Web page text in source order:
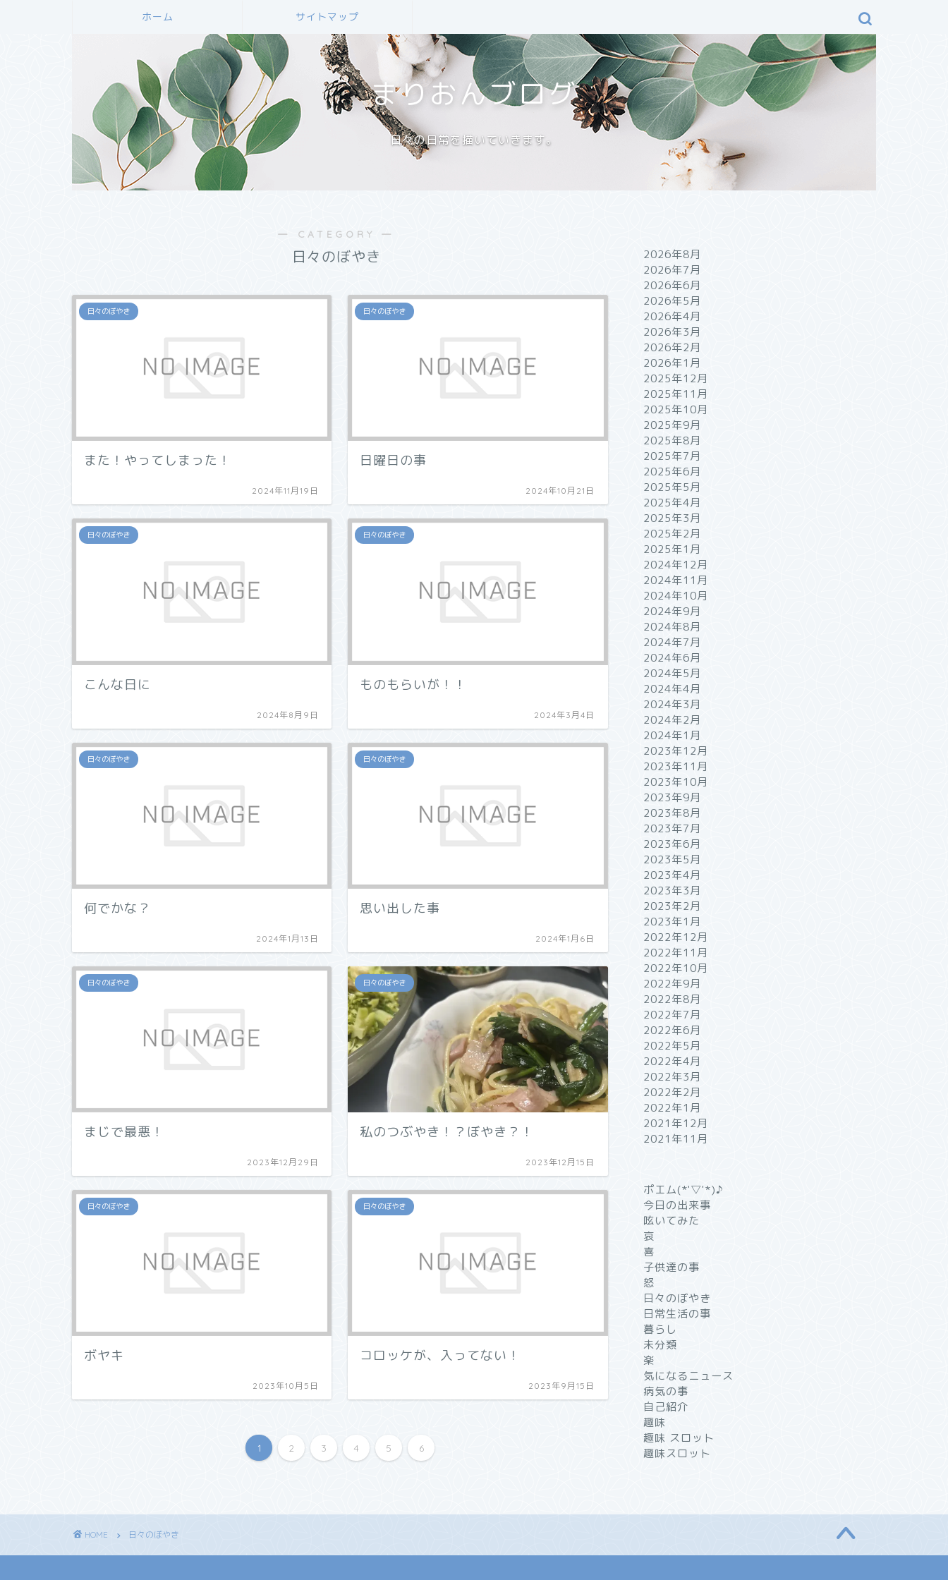
ホーム サイトマップ
まりおんブログ
日々の日常を描いていきます。
― CATEGORY ―
日々のぼやき
日々のぼやき
また！やってしまった！
2024年11月19日
日々のぼやき
日曜日の事
2024年10月21日
日々のぼやき
こんな日に
2024年8月9日
日々のぼやき
ものもらいが！！
2024年3月4日
日々のぼやき
何でかな？
2024年1月13日
日々のぼやき
思い出した事
2024年1月6日
日々のぼやき
まじで最悪！
2023年12月29日
日々のぼやき
私のつぶやき！？ぼやき？！
2023年12月15日
日々のぼやき
ボヤキ
2023年10月5日
日々のぼやき
コロッケが、入ってない！
2023年9月15日
1 2 3 4 5 6
2026年8月
2026年7月
2026年6月
2026年5月
2026年4月
2026年3月
2026年2月
2026年1月
2025年12月
2025年11月
2025年10月
2025年9月
2025年8月
2025年7月
2025年6月
2025年5月
2025年4月
2025年3月
2025年2月
2025年1月
2024年12月
2024年11月
2024年10月
2024年9月
2024年8月
2024年7月
2024年6月
2024年5月
2024年4月
2024年3月
2024年2月
2024年1月
2023年12月
2023年11月
2023年10月
2023年9月
2023年8月
2023年7月
2023年6月
2023年5月
2023年4月
2023年3月
2023年2月
2023年1月
2022年12月
2022年11月
2022年10月
2022年9月
2022年8月
2022年7月
2022年6月
2022年5月
2022年4月
2022年3月
2022年2月
2022年1月
2021年12月
2021年11月
ポエム(*'▽'*)♪
今日の出来事
呟いてみた
哀
喜
子供達の事
怒
日々のぼやき
日常生活の事
暮らし
未分類
楽
気になるニュース
病気の事
自己紹介
趣味
趣味 スロット
趣味スロット
HOME 日々のぼやき